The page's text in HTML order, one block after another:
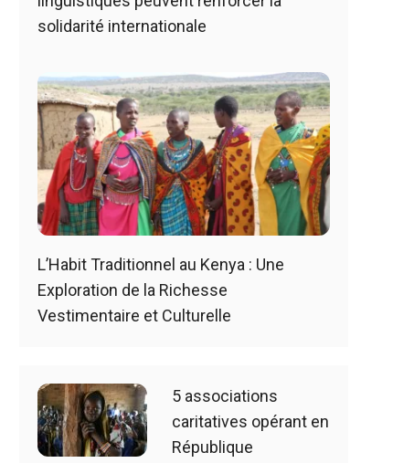
solidarité internationale
L’Habit Traditionnel au Kenya : Une
Exploration de la Richesse
Vestimentaire et Culturelle
5 associations
caritatives opérant en
République